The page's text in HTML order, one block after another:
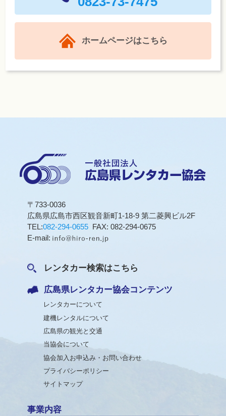
ホームページはこちら
〒733-0036
広島県広島市西区観音新町1-18-9 第二菱興ビル2F
TEL:082-294-0655FAX: 082-294-0675
E-mail:
レンタカー検索はこちら
広島県レンタカー協会コンテンツ
レンタカーについて
建機レンタルについて
広島県の観光と交通
当協会について
協会加入お申込み・お問い合わせ
プライバシーポリシー
サイトマップ
事業内容